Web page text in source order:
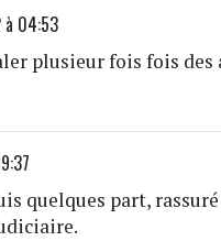
04:53
plusieur fois fois
quelques part,